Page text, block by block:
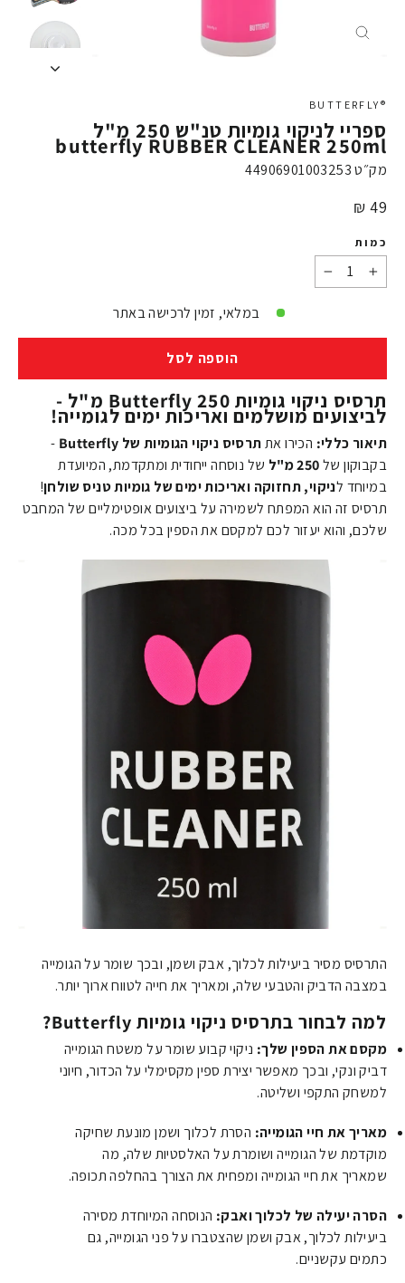
®BUTTERFLY
ספריי לניקוי גומיות טנ"ש 250 מ"ל
butterfly RUBBER CLEANER 250ml
מק״ט44906901003253
מחיר
49 ₪
כמות
−
+
במלאי, זמין לרכישה באתר
הוספה לסל
תרסיס ניקוי גומיות Butterfly 250 מ"ל -
לביצועים מושלמים ואריכות ימים לגומייה!
תיאור כללי: הכירו אתתרסיס ניקוי הגומיות של Butterfly
-
בקבוקון של250 מ"ל
של נוסחה ייחודית ומתקדמת, המיועדת
במיוחד לניקוי, תחזוקה ואריכות ימים של גומיות טניס שולחן!
תרסיס זה הוא המפתח לשמירה על ביצועים אופטימליים של המחבט
שלכם, והוא יעזור לכם למקסם את הספין בכל מכה.
התרסיס מסיר ביעילות לכלוך, אבק ושמן, ובכך שומר על הגומייה
במצבה הדביק והטבעי שלה, ומאריך את חייה לטווח ארוך יותר.
למה לבחור בתרסיס ניקוי גומיות Butterfly?
מקסם את הספין שלך: ניקוי קבוע שומר על משטח הגומייה
דביק ונקי, ובכך מאפשר יצירת ספין מקסימלי על הכדור, חיוני
למשחק התקפי ושליטה.
מאריך את חיי הגומייה: הסרת לכלוך ושמן מונעת שחיקה
מוקדמת של הגומייה ושומרת על האלסטיות שלה, מה
שמאריך את חיי הגומייה ומפחית את הצורך בהחלפה תכופה.
הסרה יעילה של לכלוך ואבק: הנוסחה המיוחדת מסירה
ביעילות לכלוך, אבק ושמן שהצטברו על פני הגומייה, גם
כתמים עקשניים.